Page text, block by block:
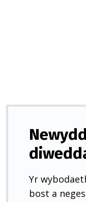
Yr
bost a